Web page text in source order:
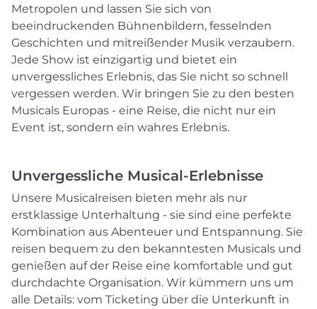
Metropolen und lassen Sie sich von
beeindruckenden Bühnenbildern, fesselnden
Geschichten und mitreißender Musik verzaubern.
Jede Show ist einzigartig und bietet ein
unvergessliches Erlebnis, das Sie nicht so schnell
vergessen werden. Wir bringen Sie zu den besten
Musicals Europas - eine Reise, die nicht nur ein
Event ist, sondern ein wahres Erlebnis.
Unvergessliche Musical-Erlebnisse
Unsere Musicalreisen bieten mehr als nur
erstklassige Unterhaltung - sie sind eine perfekte
Kombination aus Abenteuer und Entspannung. Sie
reisen bequem zu den bekanntesten Musicals und
genießen auf der Reise eine komfortable und gut
durchdachte Organisation. Wir kümmern uns um
alle Details: vom Ticketing über die Unterkunft in